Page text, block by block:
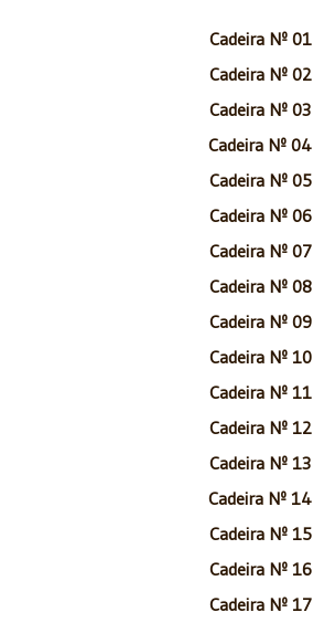
Cadeira Nº 01
Cadeira Nº 02
Cadeira Nº 03
Cadeira Nº 04
Cadeira Nº 05
Cadeira Nº 06
Cadeira Nº 07
Cadeira Nº 08
Cadeira Nº 09
Cadeira Nº 10
Cadeira Nº 11
Cadeira Nº 12
Cadeira Nº 13
Cadeira Nº 14
Cadeira Nº 15
Cadeira Nº 16
Cadeira Nº 17